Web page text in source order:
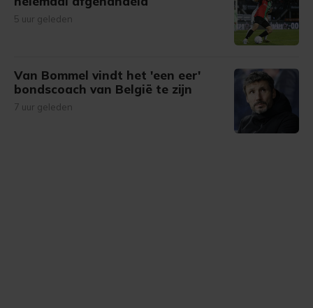
5 uur geleden
Van Bommel vindt het 'een eer'
bondscoach van België te zijn
7 uur geleden